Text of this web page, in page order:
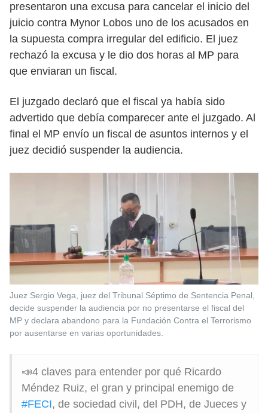
presentaron una excusa para cancelar el inicio del
juicio contra Mynor Lobos uno de los acusados en
la supuesta compra irregular del edificio. El juez
rechazó la excusa y le dio dos horas al MP para
que enviaran un fiscal.
El juzgado declaró que el fiscal ya había sido
advertido que debía comparecer ante el juzgado. Al
final el MP envío un fiscal de asuntos internos y el
juez decidió suspender la audiencia.
Juez Sergio Vega, juez del Tribunal Séptimo de Sentencia Penal,
decide suspender la audiencia por no presentarse el fiscal del
MP y declara abandono para la Fundación Contra el Terrorismo
por ausentarse en varias oportunidades.
📣4 claves para entender por qué Ricardo
Méndez Ruiz, el gran y principal enemigo de
#FECI, de sociedad civil, del PDH, de Jueces y